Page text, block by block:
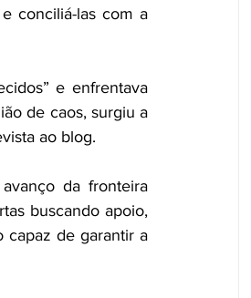
conciliá-las com a
e enfrentava
de caos, surgiu a
ao blog.
da fronteira
buscando apoio,
capaz de garantir a